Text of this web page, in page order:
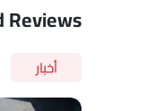
Reviews
أخبار